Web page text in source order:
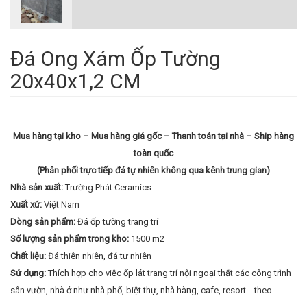
Đá Ong Xám Ốp Tường
20x40x1,2 CM
Mua hàng tại kho – Mua hàng giá gốc – Thanh toán tại nhà – Ship hàng
toàn quốc
(Phân phối trực tiếp đá tự nhiên không qua kênh trung gian)
Nhà sản xuất:Trường Phát Ceramics
Xuất xứ: Việt Nam
Dòng sản phẩm: Đá ốp tường trang trí
Số lượng sản phẩm trong kho: 1500 m2
Chất liệu: Đá thiên nhiên, đá tự nhiên
Sử dụng:Thích hợp cho việc ốp lát trang trí nội ngoại thất các công trình
sân vườn, nhà ở như nhà phố, biệt thự, nhà hàng, cafe, resort… theo